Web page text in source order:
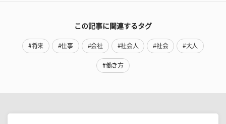
この記事に関連するタグ
#将来 #仕事 #会社 #社会人 #社会 #大人
#働き方